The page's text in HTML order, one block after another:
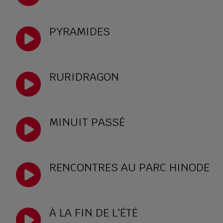
PYRAMIDES
RURIDRAGON
MINUIT PASSÉ
RENCONTRES AU PARC HINODE
À LA FIN DE L'ÉTÉ